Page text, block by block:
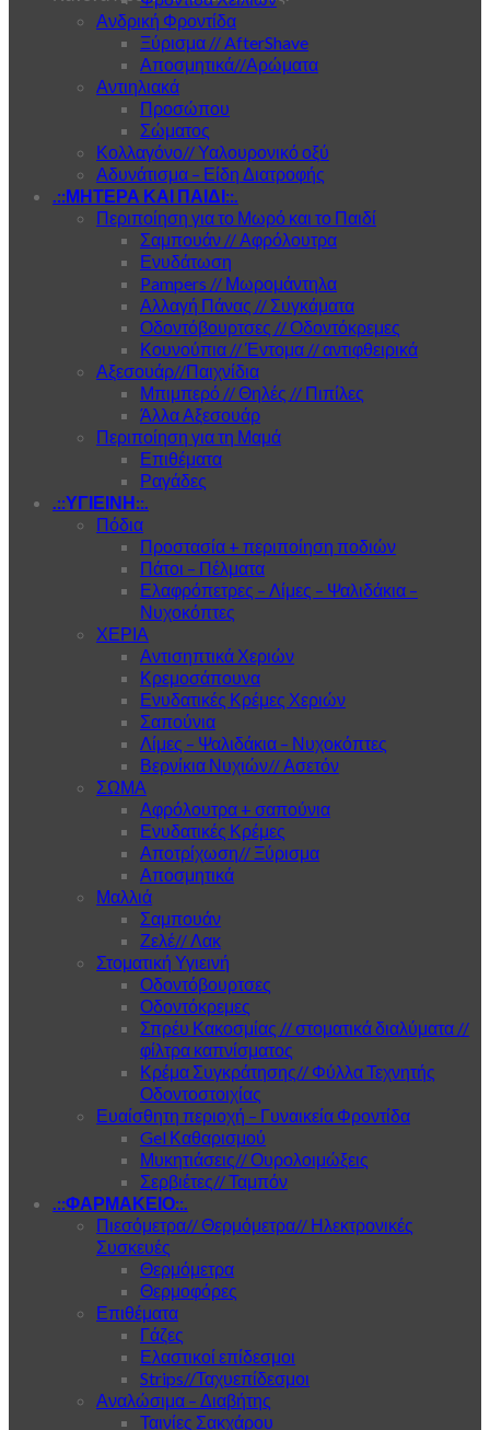
Ανδρική Φροντίδα
Ξύρισμα // AfterShave
Αποσμητικά//Αρώματα
Αντιηλιακά
Προσώπου
Σώματος
Κολλαγόνο// Υαλουρονικό οξύ
Αδυνάτισμα – Είδη Διατροφής
.::ΜΗΤΕΡΑ ΚΑΙ ΠΑΙΔΙ::.
Περιποίηση για το Μωρό και το Παιδί
Σαμπουάν // Αφρόλουτρα
Ενυδάτωση
Pampers // Μωρομάντηλα
Αλλαγή Πάνας // Συγκάματα
Οδοντόβουρτσες // Οδοντόκρεμες
Κουνούπια // Έντομα // αντιφθειρικά
Αξεσουάρ//Παιχνίδια
Μπιμπερό // Θηλές // Πιπίλες
Άλλα Αξεσουάρ
Περιποίηση για τη Μαμά
Επιθέματα
Ραγάδες
.::ΥΓΙΕΙΝΗ::.
Πόδια
Προστασία + περιποίηση ποδιών
Πάτοι – Πέλματα
Ελαφρόπετρες – Λίμες – Ψαλιδάκια –
Νυχοκόπτες
ΧΕΡΙΑ
Αντισηπτικά Χεριών
Κρεμοσάπουνα
Ενυδατικές Κρέμες Χεριών
Σαπούνια
Λίμες – Ψαλιδάκια – Νυχοκόπτες
Βερνίκια Νυχιών// Ασετόν
ΣΩΜΑ
Αφρόλουτρα + σαπούνια
Ενυδατικές Κρέμες
Αποτρίχωση// Ξύρισμα
Αποσμητικά
Μαλλιά
Σαμπουάν
Ζελέ// Λακ
Στοματική Υγιεινή
Οδοντόβουρτσες
Οδοντόκρεμες
Σπρέυ Κακοσμίας // στοματικά διαλύματα //
φίλτρα καπνίσματος
Κρέμα Συγκράτησης// Φύλλα Τεχνητής
Οδοντοστοιχίας
Ευαίσθητη περιοχή – Γυναικεία Φροντίδα
Gel Καθαρισμού
Μυκητιάσεις// Ουρολοιμώξεις
Σερβιέτες// Ταμπόν
.::ΦΑΡΜΑΚΕΙΟ::.
Πιεσόμετρα// Θερμόμετρα// Ηλεκτρονικές
Συσκευές
Θερμόμετρα
Θερμοφόρες
Επιθέματα
Γάζες
Ελαστικοί επίδεσμοι
Strips//Ταχυεπίδεσμοι
Αναλώσιμα – Διαβήτης
Ταινίες Σακχάρου